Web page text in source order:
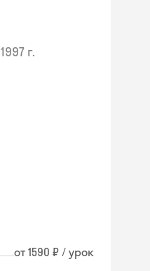
1997 г.
от 1590 ₽ / урок